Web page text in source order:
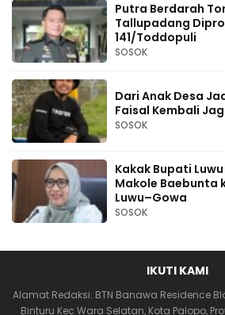
Putra Berdarah
Tallupadang
141/Toddopuli
SOSOK
Dari Anak Desa
Faisal Kembali
SOSOK
Kakak Bupati
Makole Baebunta
Luwu–Gowa
SOSOK
IKUTI KAMI
Alamat Redaksi: BTN Banawa Residence
Binturu Kec Wara Selatan, Kota Palopo,